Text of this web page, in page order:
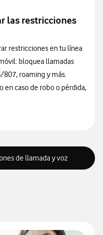
las restricciones
restricciones en tu línea
bloquea llamadas
roaming y más.
en caso de robo o pérdida,
las restricciones en tu móvil
de llamada y voz